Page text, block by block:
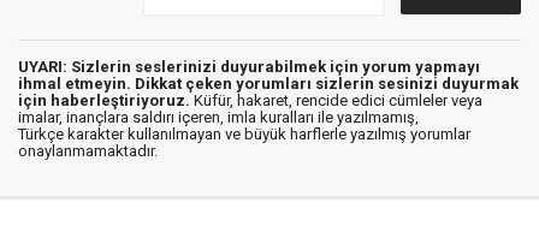
UYARI: Sizlerin seslerinizi duyurabilmek için yorum yapmayı
ihmal etmeyin. Dikkat çeken yorumları sizlerin sesinizi duyurmak
için haberleştiriyoruz. Küfür, hakaret, rencide edici cümleler veya
imalar, inançlara saldırı içeren, imla kuralları ile yazılmamış,
Türkçe karakter kullanılmayan ve büyük harflerle yazılmış yorumlar
onaylanmamaktadır.